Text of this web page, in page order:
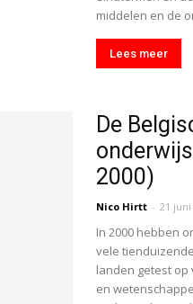
middelen en de
Lees meer
De
2000)
Nico Hirtt - 21 juni
In 2000 hebben
vele
landen getest
en